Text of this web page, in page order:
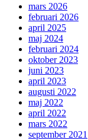
mars 2026
februari 2026
april 2025
maj 2024
februari 2024
oktober 2023
juni 2023
april 2023
augusti 2022
maj 2022
april 2022
mars 2022
september 2021